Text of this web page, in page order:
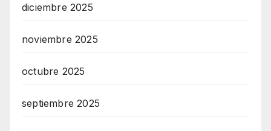
diciembre 2025
noviembre 2025
octubre 2025
septiembre 2025